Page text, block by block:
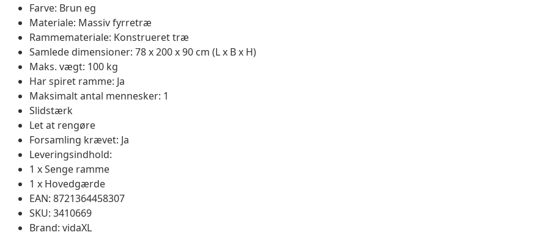
Farve: Brun eg
Materiale: Massiv fyrretræ
Rammemateriale: Konstrueret træ
Samlede dimensioner: 78 x 200 x 90 cm (L x B x H)
Maks. vægt: 100 kg
Har spiret ramme: Ja
Maksimalt antal mennesker: 1
Slidstærk
Let at rengøre
Forsamling krævet: Ja
Leveringsindhold:
1 x Senge ramme
1 x Hovedgærde
EAN: 8721364458307
SKU: 3410669
Brand: vidaXL